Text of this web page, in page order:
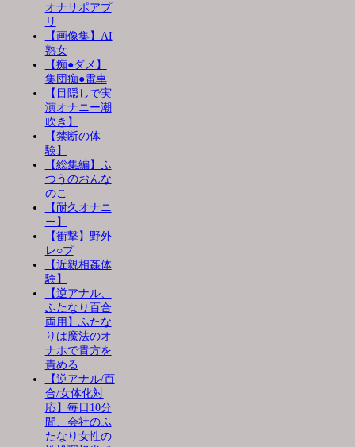
オナサポアプ
リ
【画像集】AI
熟女
【痴●ダメ】
集団痴●電車
【目隠しで実
演オナニー潮
吹き】
【禁断の体
験】
【総集編】ふ
つうのおんな
のこ
【耐久オナニ
ー】
【衝撃】野外
レ○プ
【近親相姦体
験】
【逆アナル、
ふたなり百合
両用】ふたな
りは魔法のオ
ナホで貴方を
責める
【逆アナル/百
合/女体化対
応】毎日10分
間、会社のふ
たなり女性の